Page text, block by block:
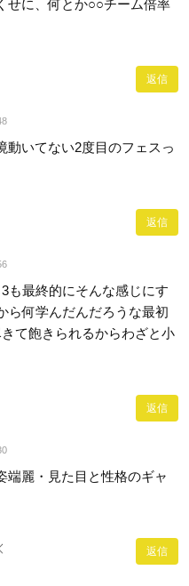
せに、何とか○○チーム倍率
返信
動いてない2度目のフェスっ
返信
も最終的にそんな感じにす
ら何学んだんだろうな最初
て飽きられるからわざと小
返信
端麗・見た目と性格のギャ
返信